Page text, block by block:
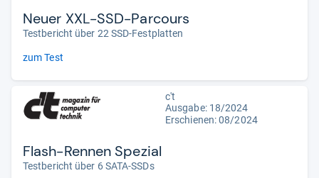
Neuer XXL-SSD-Parcours
Testbericht über 22 SSD-Festplatten
zum Test
c't
Ausgabe: 18/2024
Erschienen: 08/2024
Flash-Rennen Spezial
Testbericht über 6 SATA-SSDs